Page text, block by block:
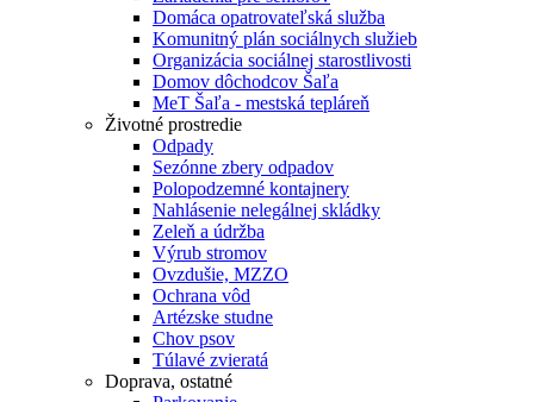
Domáca opatrovateľská služba
Komunitný plán sociálnych služieb
Organizácia sociálnej starostlivosti
Domov dôchodcov Šaľa
MeT Šaľa - mestská tepláreň
Životné prostredie
Odpady
Sezónne zbery odpadov
Polopodzemné kontajnery
Nahlásenie nelegálnej skládky
Zeleň a údržba
Výrub stromov
Ovzdušie, MZZO
Ochrana vôd
Artézske studne
Chov psov
Túlavé zvieratá
Doprava, ostatné